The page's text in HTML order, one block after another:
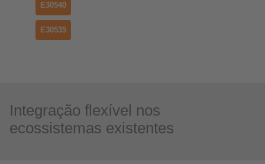
E30540
E30535
Integração flexível nos
ecossistemas existentes